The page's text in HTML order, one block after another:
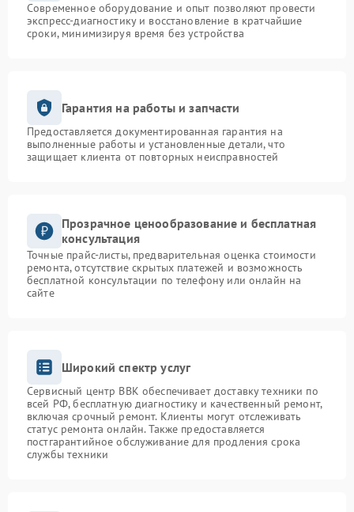
Современное оборудование и опыт позволяют провести
экспресс-диагностику и восстановление в кратчайшие
сроки, минимизируя время без устройства
Гарантия на работы и запчасти
Предоставляется документированная гарантия на
выполненные работы и установленные детали, что
защищает клиента от повторных неисправностей
Прозрачное ценообразование и бесплатная
консультация
Точные прайс-листы, предварительная оценка стоимости
ремонта, отсутствие скрытых платежей и возможность
бесплатной консультации по телефону или онлайн на
сайте
Широкий спектр услуг
Сервисный центр BBK обеспечивает доставку техники по
всей РФ, бесплатную диагностику и качественный ремонт,
включая срочный ремонт. Клиенты могут отслеживать
статус ремонта онлайн. Также предоставляется
постгарантийное обслуживание для продления срока
службы техники